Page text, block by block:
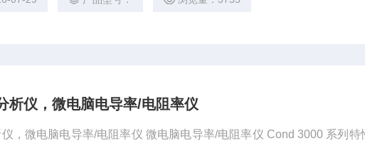
析仪，微电脑电导率/电阻率仪
，微电脑电导率/电阻率仪 微电脑电导率/电阻率仪 Cond 3000 系列特